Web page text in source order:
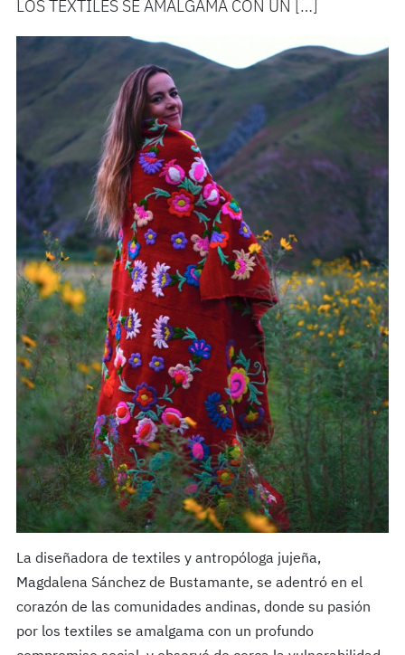
LOS TEXTILES SE AMALGAMA CON UN […]
La diseñadora de textiles y antropóloga jujeña,
Magdalena Sánchez de Bustamante, se adentró en el
corazón de las comunidades andinas, donde su pasión
por los textiles se amalgama con un profundo